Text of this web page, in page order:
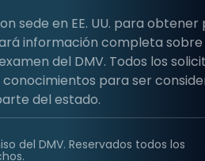
sede en EE. UU. para obtener
información completa
del DMV. Todos los
para ser
del estado.
del DMV. Reservados todos los